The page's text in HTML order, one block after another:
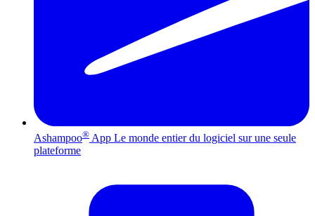
Ashampoo® App Le monde entier du logiciel sur une seule
plateforme